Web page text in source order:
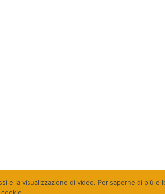
e la visualizzazione di video. Per saperne di più e